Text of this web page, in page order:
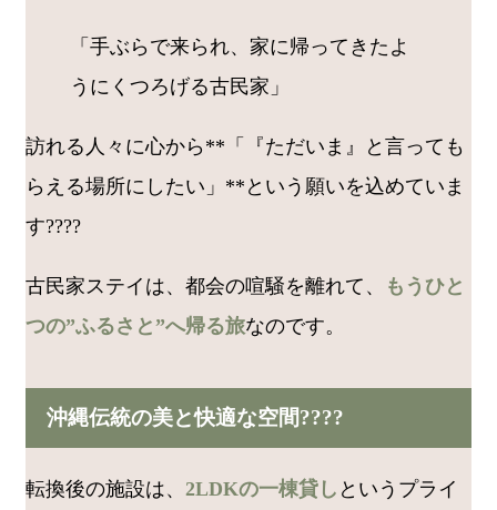
「手ぶらで来られ、家に帰ってきたよ
うにくつろげる古民家」
訪れる人々に心から**「『ただいま』と言っても
らえる場所にしたい」**という願いを込めていま
す????
古民家ステイは、都会の喧騒を離れて、
もうひと
つの”ふるさと”へ帰る旅なのです。
沖縄伝統の美と快適な空間????
転換後の施設は、 2LDKの一棟貸し というプライ